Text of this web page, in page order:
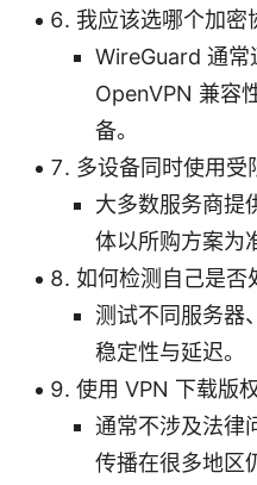
我应该选哪个加密
WireGuard 通常
OpenVPN 兼容
备。
多设备同时使用受
大多数服务商提
体以所购方案为
如何检测自己是否
测试不同服务器
稳定性与延迟。
使用 VPN 下载版
通常不涉及法律
传播在很多地区